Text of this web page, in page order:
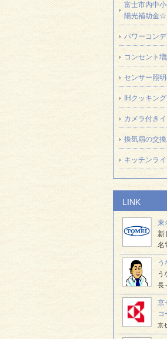
富士市内中
陽光補助金☆
パワーコン
コンセント
センサー照
IHクッキン
カメラ付き
換気扇の交
キッチンラ
LINK
東
新
名
う
う
長
京
コ
京